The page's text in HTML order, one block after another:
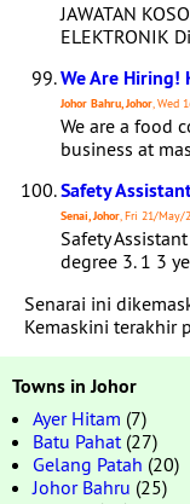
JAWATAN
ELEKTRONIK
We Are Hiring!
Johor Bahru, Johor, Wed
We are a food
business at
Safety
Senai, Johor, Fri 21/May/
Safety
degree 3. 1 3
Senarai ini
Kemaskini terakhir
Towns in Johor
Ayer Hitam (7)
Batu Pahat(27)
Gelang Patah (20)
Johor Bahru (25)